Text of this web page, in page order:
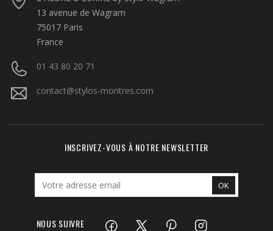
13 avenue de Wagram
75017 Paris
France
01 43 80 20 71
contact@stylos-montres.com
INSCRIVEZ-VOUS À NOTRE NEWSLETTER
NOUS SUIVRE FacebookTwitter PinterestInstagram